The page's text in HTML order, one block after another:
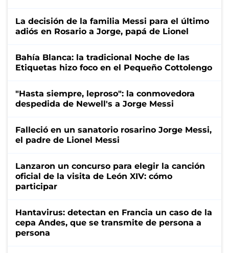
La decisión de la familia Messi para el último
adiós en Rosario a Jorge, papá de Lionel
Bahía Blanca: la tradicional Noche de las
Etiquetas hizo foco en el Pequeño Cottolengo
"Hasta siempre, leproso": la conmovedora
despedida de Newell's a Jorge Messi
Falleció en un sanatorio rosarino Jorge Messi,
el padre de Lionel Messi
Lanzaron un concurso para elegir la canción
oficial de la visita de León XIV: cómo
participar
Hantavirus: detectan en Francia un caso de la
cepa Andes, que se transmite de persona a
persona